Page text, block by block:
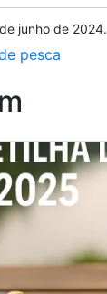
junho de 2024.
pesca